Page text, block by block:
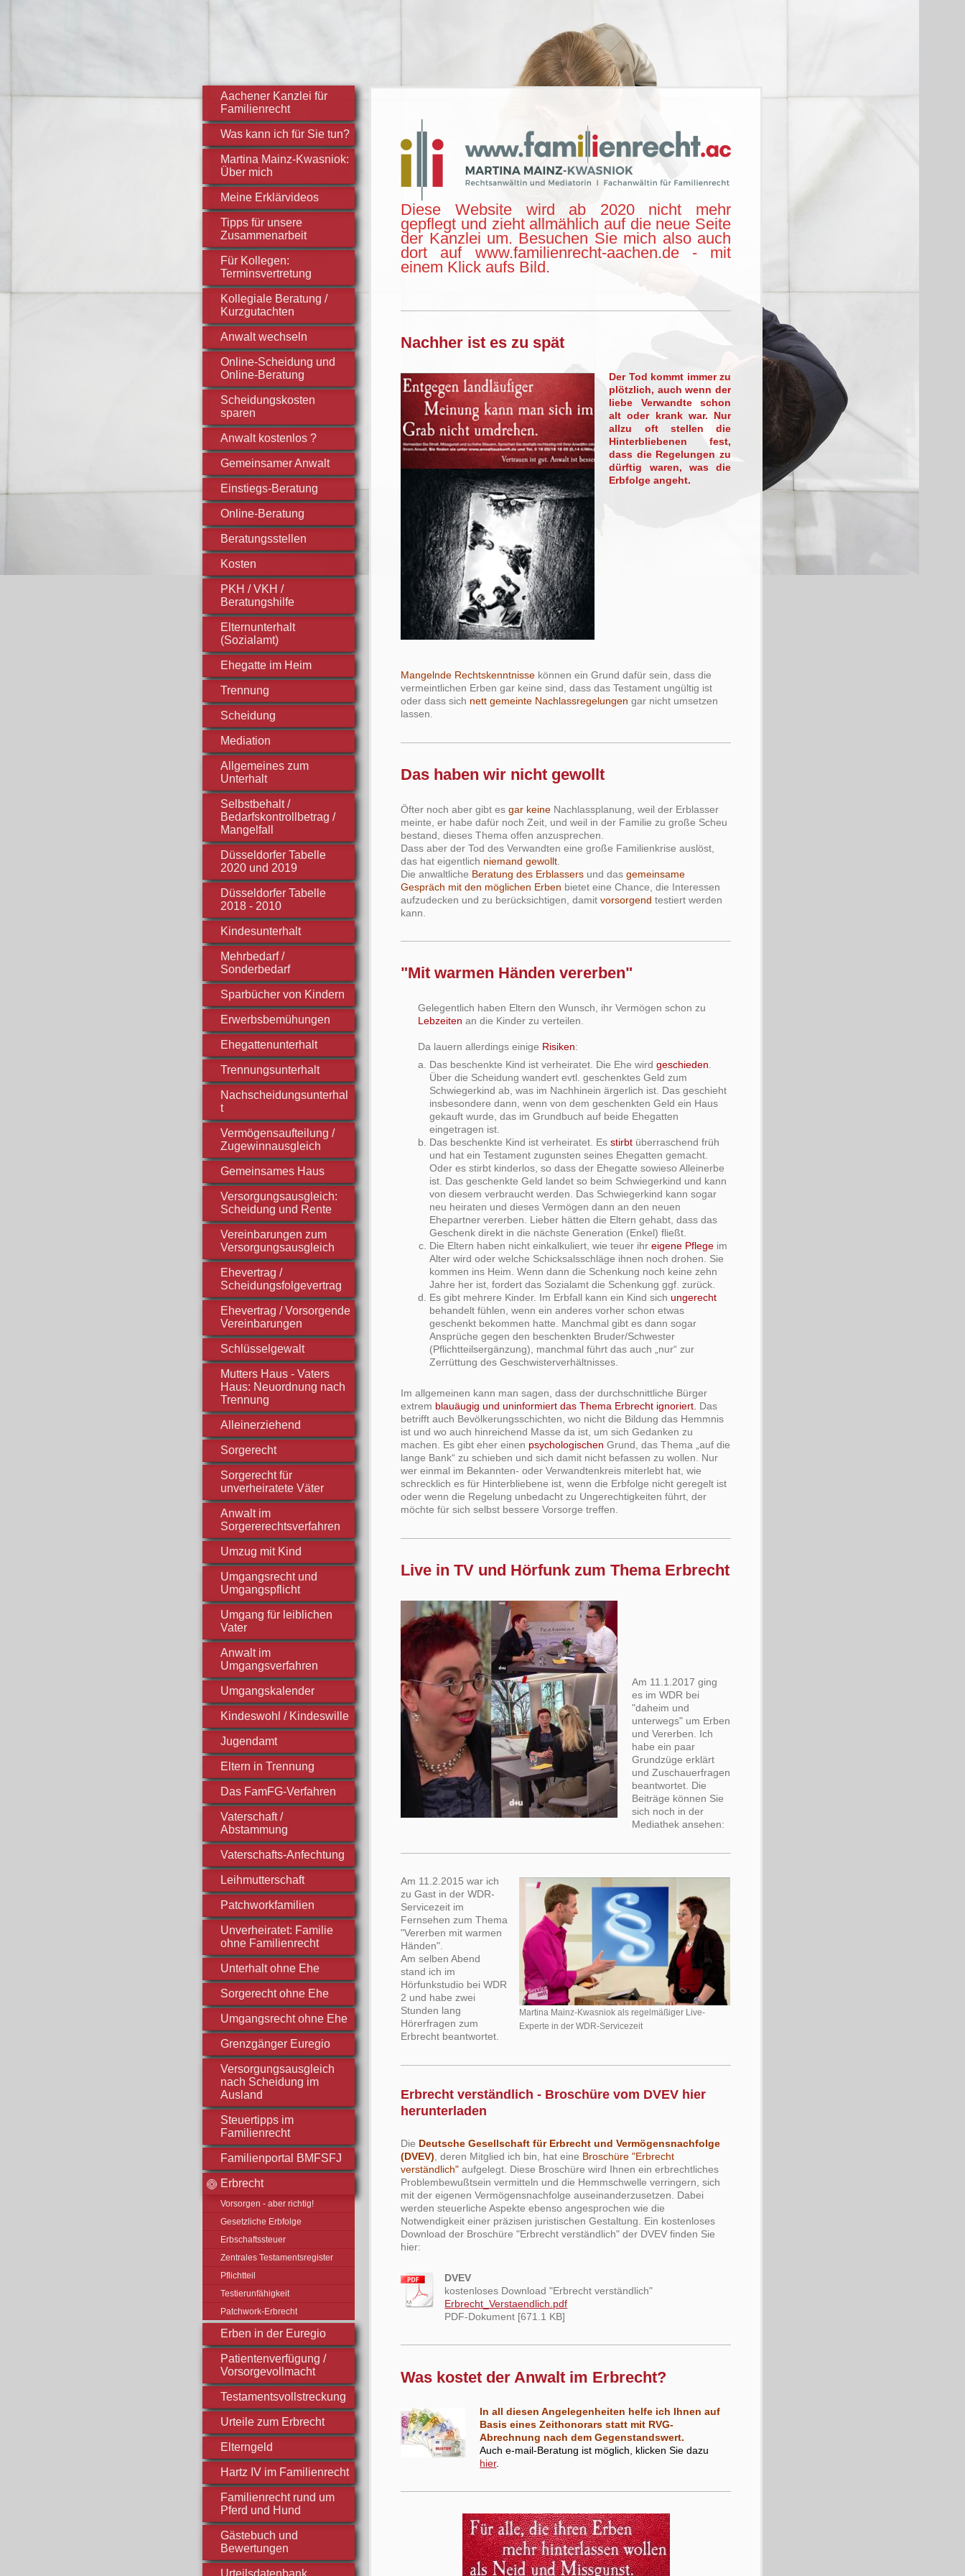
Aachener Kanzlei für
Familienrecht
Was kann ich für Sie tun?
Martina Mainz-Kwasniok:
Über mich
Meine Erklärvideos
Tipps für unsere
Zusammenarbeit
Für Kollegen:
Terminsvertretung
Kollegiale Beratung /
Kurzgutachten
Anwalt wechseln
Online-Scheidung und
Online-Beratung
Scheidungskosten
sparen
Anwalt kostenlos ?
Gemeinsamer Anwalt
Einstiegs-Beratung
Online-Beratung
Beratungsstellen
Kosten
PKH / VKH /
Beratungshilfe
Elternunterhalt
(Sozialamt)
Ehegatte im Heim
Trennung
Scheidung
Mediation
Allgemeines zum
Unterhalt
Selbstbehalt /
Bedarfskontrollbetrag /
Mangelfall
Düsseldorfer Tabelle
2020 und 2019
Düsseldorfer Tabelle
2018 - 2010
Kindesunterhalt
Mehrbedarf /
Sonderbedarf
Sparbücher von Kindern
Erwerbsbemühungen
Ehegattenunterhalt
Trennungsunterhalt
Nachscheidungsunterhal
t
Vermögensaufteilung /
Zugewinnausgleich
Gemeinsames Haus
Versorgungsausgleich:
Scheidung und Rente
Vereinbarungen zum
Versorgungsausgleich
Ehevertrag /
Scheidungsfolgevertrag
Ehevertrag / Vorsorgende
Vereinbarungen
Schlüsselgewalt
Mutters Haus - Vaters
Haus: Neuordnung nach
Trennung
Alleinerziehend
Sorgerecht
Sorgerecht für
unverheiratete Väter
Anwalt im
Sorgererechtsverfahren
Umzug mit Kind
Umgangsrecht und
Umgangspflicht
Umgang für leiblichen
Vater
Anwalt im
Umgangsverfahren
Umgangskalender
Kindeswohl / Kindeswille
Jugendamt
Eltern in Trennung
Das FamFG-Verfahren
Vaterschaft /
Abstammung
Vaterschafts-Anfechtung
Leihmutterschaft
Patchworkfamilien
Unverheiratet: Familie
ohne Familienrecht
Unterhalt ohne Ehe
Sorgerecht ohne Ehe
Umgangsrecht ohne Ehe
Grenzgänger Euregio
Versorgungsausgleich
nach Scheidung im
Ausland
Steuertipps im
Familienrecht
Familienportal BMFSFJ
Erbrecht
Vorsorgen - aber richtig!
Gesetzliche Erbfolge
Erbschaftssteuer
Zentrales Testamentsregister
Pflichtteil
Testierunfähigkeit
Patchwork-Erbrecht
Erben in der Euregio
Patientenverfügung /
Vorsorgevollmacht
Testamentsvollstreckung
Urteile zum Erbrecht
Elterngeld
Hartz IV im Familienrecht
Familienrecht rund um
Pferd und Hund
Gästebuch und
Bewertungen
Urteilsdatenbank
Diese Website wird ab 2020 nicht mehr
gepflegt und zieht allmählich auf die neue Seite
der Kanzlei um. Besuchen Sie mich also auch
dort auf www.familienrecht-aachen.de - mit
einem Klick aufs Bild.
Nachher ist es zu spät
Der Tod kommt immer zu
plötzlich, auch wenn der
liebe Verwandte schon
alt oder krank war. Nur
allzu oft stellen die
Hinterbliebenen fest,
dass die Regelungen zu
dürftig waren, was die
Erbfolge angeht.
Mangelnde Rechtskenntnisse können ein Grund dafür sein, dass die
vermeintlichen Erben gar keine sind, dass das Testament ungültig ist
oder dass sich nett gemeinte Nachlassregelungen gar nicht umsetzen
lassen.
Das haben wir nicht gewollt
Öfter noch aber gibt esgar keine Nachlassplanung, weil der Erblasser
meinte, er habe dafür noch Zeit, und weil in der Familie zu große Scheu
bestand, dieses Thema offen anzusprechen.
Dass aber der Tod des Verwandten eine große Familienkrise auslöst,
das hat eigentlich niemand gewollt
Die anwaltliche Beratung des Erblassers und dasgemeinsame
Gespräch mit den möglichen Erben bietet eine Chance, die Interessen
aufzudecken und zu berücksichtigen, damitvorsorgend testiert werden
kann.
"Mit warmen Händen vererben"
Gelegentlich haben Eltern den Wunsch, ihr Vermögen schon zu
Lebzeiten an die Kinder zu verteilen.
Da lauern allerdings einige Risiken:
Das beschenkte Kind ist verheiratet. Die Ehe wirdgeschieden
Über die Scheidung wandert evtl. geschenktes Geld zum
Schwiegerkind ab, was im Nachhinein ärgerlich ist. Das geschieht
insbesondere dann, wenn von dem geschenkten Geld ein Haus
gekauft wurde, das im Grundbuch auf beide Ehegatten
eingetragen ist.
Das beschenkte Kind ist verheiratet. Esstirbt überraschend früh
und hat ein Testament zugunsten seines Ehegatten gemacht.
Oder es stirbt kinderlos, so dass der Ehegatte sowieso Alleinerbe
ist. Das geschenkte Geld landet so beim Schwiegerkind und kann
von diesem verbraucht werden. Das Schwiegerkind kann sogar
neu heiraten und dieses Vermögen dann an den neuen
Ehepartner vererben. Lieber hätten die Eltern gehabt, dass das
Geschenk direkt in die nächste Generation (Enkel) fließt.
Die Eltern haben nicht einkalkuliert, wie teuer ihreigene Pflege im
Alter wird oder welche Schicksalsschläge ihnen noch drohen. Sie
kommen ins Heim. Wenn dann die Schenkung noch keine zehn
Jahre her ist, fordert das Sozialamt die Schenkung ggf. zurück.
Es gibt mehrere Kinder. Im Erbfall kann ein Kind sichungerecht
behandelt fühlen, wenn ein anderes vorher schon etwas
geschenkt bekommen hatte. Manchmal gibt es dann sogar
Ansprüche gegen den beschenkten Bruder/Schwester
(Pflichtteilsergänzung), manchmal führt das auch „nur“ zur
Zerrüttung des Geschwisterverhältnisses.
Im allgemeinen kann man sagen, dass der durchschnittliche Bürger
extrem blauäugig und uninformiert das Thema Erbrecht ignoriert. Das
betrifft auch Bevölkerungsschichten, wo nicht die Bildung das Hemmnis
ist und wo auch hinreichend Masse da ist, um sich Gedanken zu
machen. Es gibt eher einen psychologischen Grund, das Thema „auf die
lange Bank“ zu schieben und sich damit nicht befassen zu wollen. Nur
wer einmal im Bekannten- oder Verwandtenkreis miterlebt hat, wie
schrecklich es für Hinterbliebene ist, wenn die Erbfolge nicht geregelt ist
oder wenn die Regelung unbedacht zu Ungerechtigkeiten führt, der
möchte für sich selbst bessere Vorsorge treffen.
Live in TV und Hörfunk zum Thema Erbrecht
Am 11.1.2017 ging
es im WDR bei
"daheim und
unterwegs" um Erben
und Vererben. Ich
habe ein paar
Grundzüge erklärt
und Zuschauerfragen
beantwortet. Die
Beiträge können Sie
sich noch in der
Mediathek ansehen:
Martina Mainz-Kwasniok als regelmäßiger Live-
Experte in der WDR-Servicezeit
Am 11.2.2015 war ich
zu Gast in der WDR-
Servicezeit im
Fernsehen zum Thema
"Vererben mit warmen
Händen".
Am selben Abend
stand ich im
Hörfunkstudio bei WDR
2 und habe zwei
Stunden lang
Hörerfragen zum
Erbrecht beantwortet.
Erbrecht verständlich - Broschüre vom DVEV hier
herunterladen
Die Deutsche Gesellschaft für Erbrecht und Vermögensnachfolge
(DVEV), deren Mitglied ich bin, hat eine Broschüre "Erbrecht
verständlich" aufgelegt. Diese Broschüre wird Ihnen ein erbrechtliches
Problembewußtsein vermitteln und die Hemmschwelle verringern, sich
mit der eigenen Vermögensnachfolge auseinanderzusetzen. Dabei
werden steuerliche Aspekte ebenso angesprochen wie die
Notwendigkeit einer präzisen juristischen Gestaltung. Ein kostenloses
Download der Broschüre "Erbrecht verständlich" der DVEV finden Sie
hier:
DVEV
kostenloses Download "Erbrecht verständlich"
Erbrecht_Verstaendlich.pdf
PDF-Dokument [671.1 KB]
Was kostet der Anwalt im Erbrecht?
In all diesen Angelegenheiten helfe ich Ihnen auf
Basis eines Zeithonorars statt mit RVG-
Abrechnung nach dem Gegenstandswert.
Auch e-mail-Beratung ist möglich, klicken Sie dazu
hier.